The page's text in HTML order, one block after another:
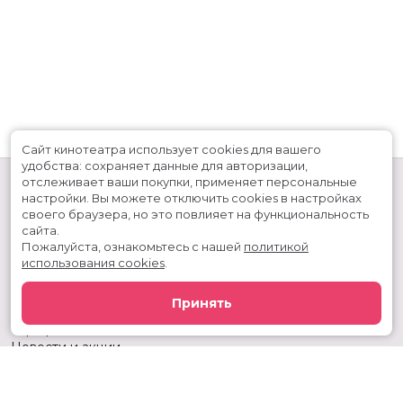
Скоро в кино
Тарифы
Новости и акции
Сайт кинотеатра использует cookies для вашего
удобства: сохраняет данные для авторизации,
отслеживает ваши покупки, применяет персональные
настройки. Вы можете отключить cookies в настройках
своего браузера, но это повлияет на функциональность
сайта.
Пожалуйста, ознакомьтесь с нашей политикой
использования cookies
Принять